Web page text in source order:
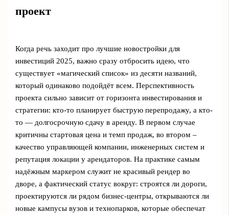
проект
Когда речь заходит про лучшие новостройки для
инвестиций 2025, важно сразу отбросить идею, что
существует «магический список» из десяти названий,
который одинаково подойдёт всем. Перспективность
проекта сильно зависит от горизонта инвестирования и
стратегии: кто-то планирует быструю перепродажу, а кто-
то — долгосрочную сдачу в аренду. В первом случае
критичны стартовая цена и темп продаж, во втором –
качество управляющей компании, инженерных систем и
репутация локации у арендаторов. На практике самым
надёжным маркером служит не красивый рендер во
дворе, а фактический статус вокруг: строятся ли дороги,
проектируются ли рядом бизнес-центры, открываются ли
новые кампусы вузов и технопарков, которые обеспечат